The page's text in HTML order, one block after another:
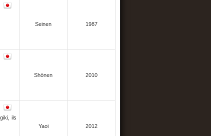
Seinen 1987
Shōnen 2010
ils
Yaoi 2012